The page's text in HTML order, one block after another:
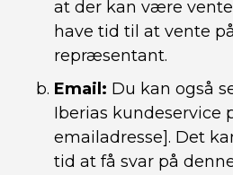
at der kan være
have tid til at vente
repræsentant.
Email: Du kan også
Iberias kundeservice
emailadresse]. Det
tid at få svar på